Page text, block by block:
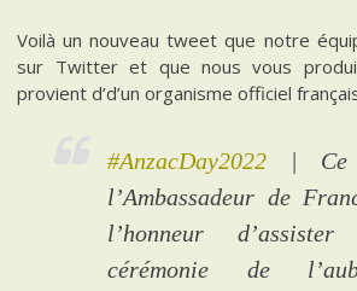
Voilà un nouveau tweet que notre
sur Twitter et que nous vous
provient d’d’un organisme officiel
#AnzacDay2022 | Ce
l’Ambassadeur de
l’honneur
cérémonie de